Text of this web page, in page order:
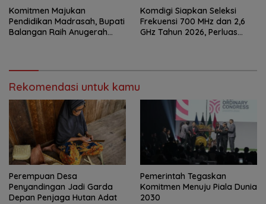
Komitmen Majukan
Pendidikan Madrasah, Bupati
Balangan Raih Anugerah
Komdigi Siapkan Seleksi
Frekuensi 700 MHz dan 2,6
GHz Tahun 2026, Perluas
Rekomendasi untuk kamu
Perempuan Desa
Penyandingan Jadi Garda
Depan Penjaga Hutan Adat
Pemerintah Tegaskan
Komitmen Menuju Piala Dunia
2030